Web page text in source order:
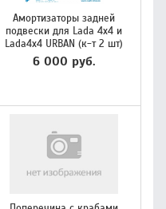
Амортизаторы задней
подвески для Lada 4x4 и
Lada4x4 URBAN (к-т 2 шт)
6 000 руб.